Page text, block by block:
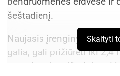
šeštadienį.
Naujasis įrenginys
galia, gali prižiūrėti iki 2,4
parenkami atsižvelgiant į
Skaityti